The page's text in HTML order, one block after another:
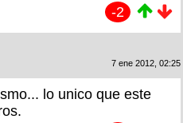
-2
7 ene 2012, 02:25
lo unico que este